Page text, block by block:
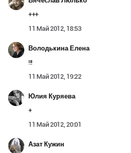
+++
11 Май 2012, 18:53
Володькина Елена
!!!
11 Май 2012, 19:22
Юлия Куряева
+
11 Май 2012, 20:01
Азат Кужин